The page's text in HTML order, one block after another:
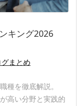
キング2026
まとめ
種を徹底解説。
高い分野と実践的